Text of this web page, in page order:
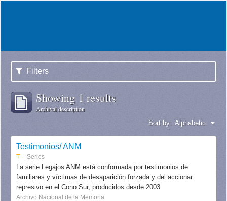
Filters
Showing 1 results
Archival description
Sort by: Alphabetic
Testimonios/ ANM
T Series
La serie Legajos ANM está conformada por testimonios de
familiares y víctimas de desaparición forzada y del accionar
represivo en el Cono Sur, producidos desde 2003.
Archivo Nacional de la Memoria